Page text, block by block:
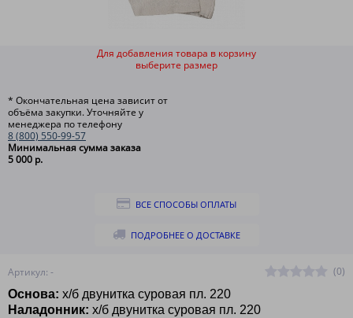
Артикул: -
(0)
Основа: х/б двунитка суровая пл. 220
Наладонник: х/б двунитка суровая пл. 220
Для добавления товара в корзину
выберите размер
* Окончательная цена зависит от
объёма закупки. Уточняйте у
менеджера по телефону
8 (800) 550-99-57
Минимальная сумма заказа
5 000 р.
ВСЕ СПОСОБЫ ОПЛАТЫ
ПОДРОБНЕЕ О ДОСТАВКЕ